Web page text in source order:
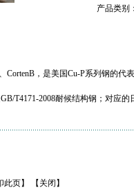
产品类别：
CortenB，是美国Cu-P系列钢的
T4171-2008耐候结构钢；对应
此页】 【 关闭 】